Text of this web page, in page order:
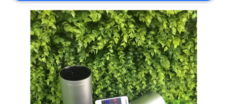
PRIVACY
POLICY